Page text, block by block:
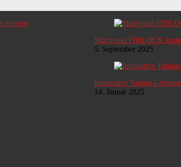
Sharp und FIDLOCK
5. September 2025
Innovative Tuning-
14. Januar 2025